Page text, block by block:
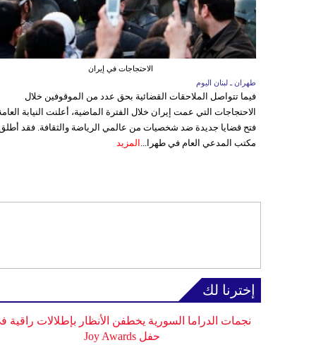
الاحتجاجات في إيران
طهران ـ لبنان اليوم
فيما تتواصل الملاحقات القضائية بحق عدد من الموقوفين خلال
الاحتجاجات التي عمت إيران خلال الفترة الماضية، أعلنت النيابة
فتح قضايا جديدة ضد شخصيات من عالمي الرياضة والثقافة. فقد
مكتب المدعي العام في طهرا... المزيد
إخترنا لك
نجمات الدراما السورية يخطفن الأنظار بإطلالات راقية
حفل Joy Awards